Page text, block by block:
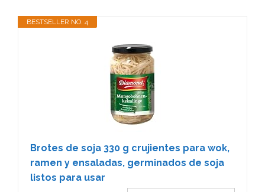
BESTSELLER NO. 4
Brotes de soja 330 g crujientes para wok,
ramen y ensaladas, germinados de soja
listos para usar